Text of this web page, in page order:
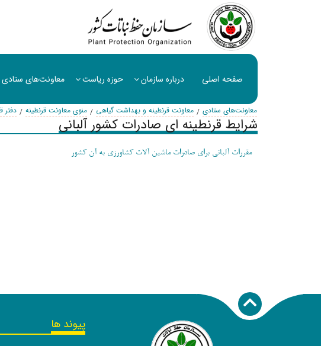
صفحه اصلی درباره سازمان حوزه ریاست معاونت‌های ستادی
معاونت‌های ستادی معاونت قرنطینه و بهداشت گیاهی منوی معاونت قرنطینه دفتر
شرایط قرنطینه ای صادرات کشور آلبانی
- مقررات آلبانی برای صادرات ماشین آلات کشاورزی به آن کشور
پیوند ها